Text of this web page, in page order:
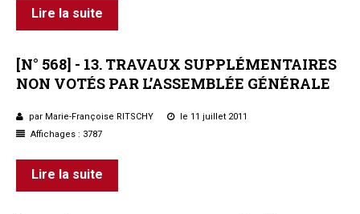
Lire la suite
[N° 568] - 13. TRAVAUX SUPPLÉMENTAIRES
NON VOTÉS PAR L’ASSEMBLÉE GÉNÉRALE
par Marie-Françoise RITSCHY
le 11 juillet 2011
Affichages : 3787
Lire la suite